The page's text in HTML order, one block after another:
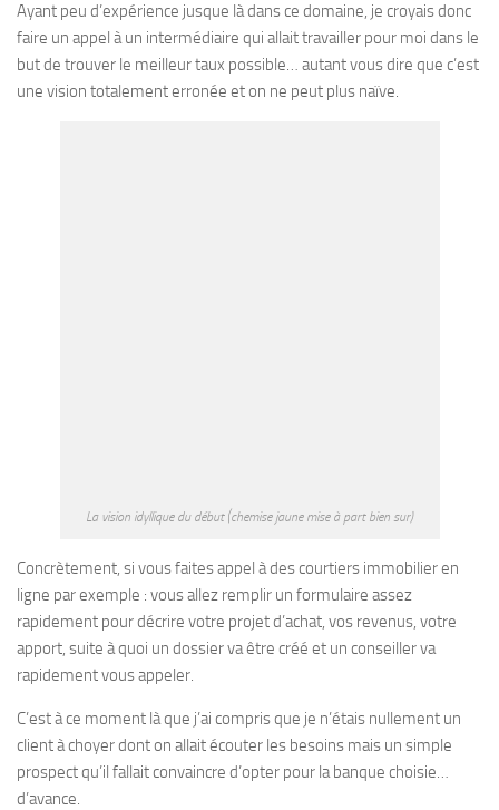
Ayant peu d’expérience jusque là dans ce domaine, je croyais donc
faire un appel à un intermédiaire qui allait travailler pour moi dans le
but de trouver le meilleur taux possible… autant vous dire que c’est
une vision totalement erronée et on ne peut plus naïve.
La vision idyllique du début (chemise jaune mise à part bien sur)
Concrètement, si vous faites appel à des courtiers immobilier en
ligne par exemple : vous allez remplir un formulaire assez
rapidement pour décrire votre projet d’achat, vos revenus, votre
apport, suite à quoi un dossier va être créé et un conseiller va
rapidement vous appeler.
C’est à ce moment là que j’ai compris que je n’étais nullement un
client à choyer dont on allait écouter les besoins mais un simple
prospect qu’il fallait convaincre d’opter pour la banque choisie…
d’avance.